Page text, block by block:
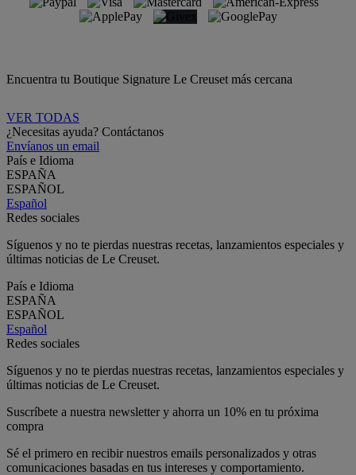
Encuentra tu Boutique Signature Le Creuset más cercana
VER TODAS
¿Necesitas ayuda? Contáctanos
Envíanos un email
País e Idioma
ESPAÑA
ESPAÑOL
Español
Redes sociales
Síguenos y no te pierdas nuestras recetas, lanzamientos especiales y
últimas noticias de Le Creuset.
País e Idioma
ESPAÑA
ESPAÑOL
Español
Redes sociales
Síguenos y no te pierdas nuestras recetas, lanzamientos especiales y
últimas noticias de Le Creuset.
Suscríbete a nuestra newsletter y ahorra un 10% en tu próxima
compra
Sé el primero en recibir nuestros emails personalizados y otras
comunicaciones basadas en tus intereses y comportamiento.